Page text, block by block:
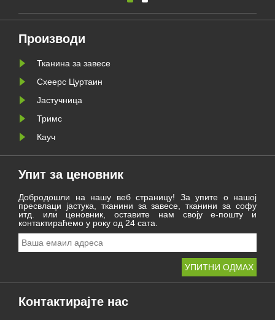
размотри потешкоће и
Производи
Тканина за завесе
Схеерс Цуртаин
Јастучница
Тримс
Кауч
Упит за ценовник
Добродошли на нашу веб страницу! За упите о нашој
пресвлаци јастука, тканини за завесе, тканини за софу
итд. или ценовник, оставите нам своју е-пошту и
контактираћемо у року од 24 сата.
Контактирајте нас